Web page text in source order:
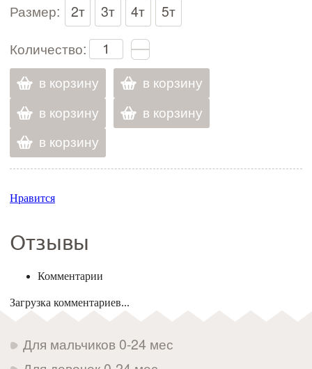
Размер: 2т 3т 4т
5т
Количество:
в корзину
в корзину
в корзину
в корзину
в корзину
Нравится
Отзывы
Комментарии
Загрузка комментариев...
Для мальчиков 0-24 мес